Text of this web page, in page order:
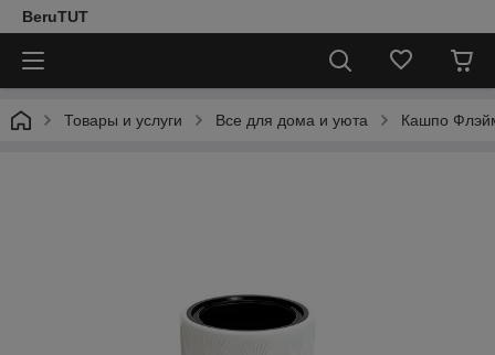
BeruTUT
Товары и услуги Все для дома и уюта Кашпо